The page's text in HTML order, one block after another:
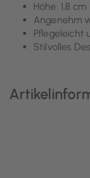
Höhe: 1,8 cm
Angenehm
Pflegeleicht
Stilvolles